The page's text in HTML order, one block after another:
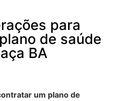
para
de saúde
BA
um plano de